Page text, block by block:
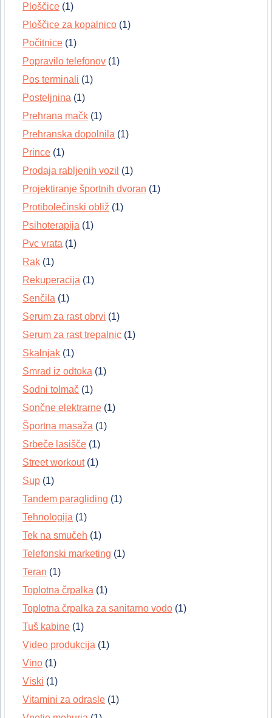
Ploščice (1)
Ploščice za kopalnico (1)
Počitnice (1)
Popravilo telefonov (1)
Pos terminali (1)
Posteljnina (1)
Prehrana mačk (1)
Prehranska dopolnila (1)
Prince (1)
Prodaja rabljenih vozil (1)
Projektiranje športnih dvoran (1)
Protibolečinski obliž (1)
Psihoterapija (1)
Pvc vrata (1)
Rak (1)
Rekuperacija (1)
Senčila (1)
Serum za rast obrvi (1)
Serum za rast trepalnic (1)
Skalnjak (1)
Smrad iz odtoka (1)
Sodni tolmač (1)
Sončne elektrarne (1)
Športna masaža (1)
Srbeče lasišče (1)
Street workout(1)
Sup (1)
Tandem paragliding (1)
Tehnologija (1)
Tek na smučeh (1)
Telefonski marketing (1)
Teran (1)
Toplotna črpalka (1)
Toplotna črpalka za sanitarno vodo (1)
Tuš kabine (1)
Video produkcija (1)
Vino (1)
Viski (1)
Vitamini za odrasle (1)